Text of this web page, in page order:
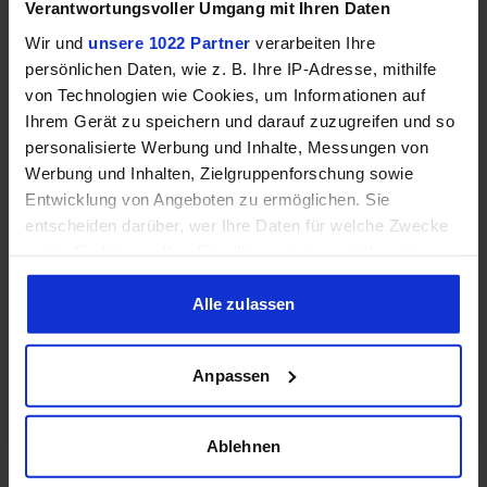
Verantwortungsvoller Umgang mit Ihren Daten
Wir und unsere 1022 Partner verarbeiten Ihre
persönlichen Daten, wie z. B. Ihre IP-Adresse, mithilfe
von Technologien wie Cookies, um Informationen auf
Ihrem Gerät zu speichern und darauf zuzugreifen und so
personalisierte Werbung und Inhalte, Messungen von
Werbung und Inhalten, Zielgruppenforschung sowie
Entwicklung von Angeboten zu ermöglichen. Sie
entscheiden darüber, wer Ihre Daten für welche Zwecke
Cookie-Erklärung oder durch Klicken auf das Privacy
Trigger Symbol ändern oder widerrufen
Informationen über Ihre geografische Lage erfassen,
welche bis auf einige Meter genau sein können
Ihr Gerät durch aktives Scannen nach bestimmten
Alle zulassen
Anpassen
Ablehnen
Gewinne einen MSI Gaming PC mit RTX 5070
Ti!!
Bis zum 21. August hast du die Chance, bei unserem
Gewinnspiel einen MSI Gaming-PC zu gewinnen. Die
Komponenten, den Zusammenbau, die Spiele-Benchmarks
und den
Performance-Rating